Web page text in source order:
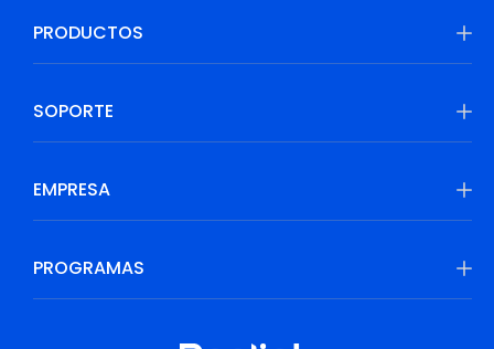
PRODUCTOS
SOPORTE
EMPRESA
PROGRAMAS